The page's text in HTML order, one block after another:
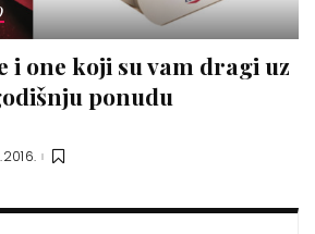
i one koji su vam dragi uz
ponudu